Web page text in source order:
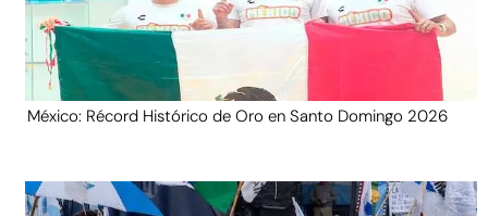
México: Récord Histórico de Oro en Santo Domingo 2026